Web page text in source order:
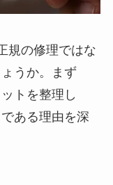
規の修理ではな
うか。まず
トを整理し
ある理由を深